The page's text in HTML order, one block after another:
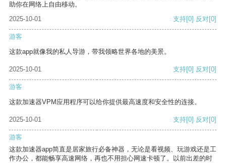
助你在网络上自由移动。
2025-10-01
支持[0] 反对[0]
游客
这款app就像我的私人导游，带我领略世界各地的美景。
2025-10-01 支持[0] 反对[0]
游客
这款加速器VPM应用程序可以给你提供最高速度和安全性的连接。
2025-10-01 支持[0] 反对[0]
游客
这款加速器app简直是居家旅行必备神器，无论是看视频、玩游戏还是工
作办公，都能畅享高速网络，再也不用担心网速卡顿了。以前出差的时